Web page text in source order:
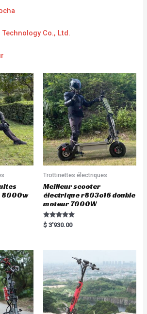
Co., Ltd.
8000w
Trottinettes électriques
Meilleur scooter
électrique r803o16 double
moteur 7000W
Rated
5.00
$ 3'930.00